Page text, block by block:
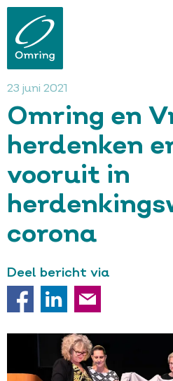
naar
23 juni 2021
Omring en
herdenken
vooruit in
corona
Deel bericht via